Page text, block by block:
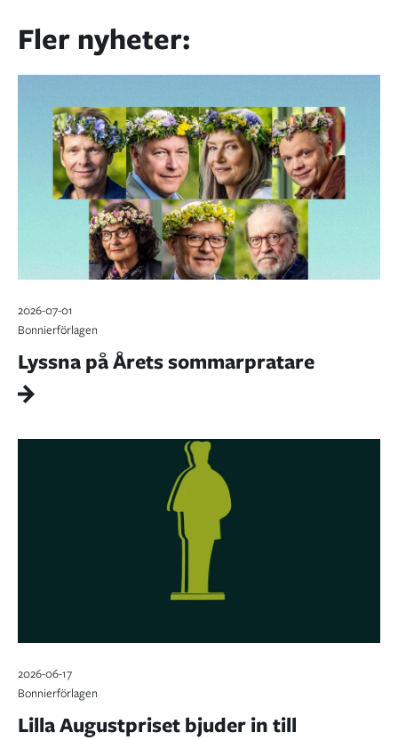
Fler nyheter:
2026-07-01
Bonnierförlagen
Lyssna på Årets sommarpratare
2026-06-17
Bonnierförlagen
Lilla Augustpriset bjuder in till